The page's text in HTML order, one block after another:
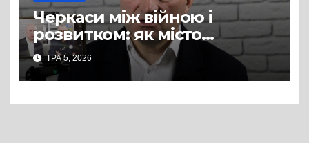
Черкаси між війною і
розвитком: як місто
готується до зими, вирішує
кадрову кризу і планує
майбутнє
ТРА 5, 2026